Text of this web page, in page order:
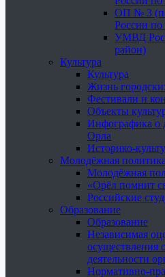
ОП № 3
России по
УМВД
район)
Культура
Культура
Жизнь
Фестивали и
Объекты
Инфографика о
Орла
Историко-
Молодёжная политика
Молодёжная
«Орёл помнит
Российские
Образование
Образование
Независимая
осуществления
деятельности
Нормативно-